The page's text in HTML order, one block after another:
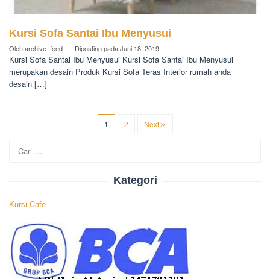
Kursi Sofa Santai Ibu Menyusui
Oleharchive_feed Diposting padaJuni 18, 2019
Kursi Sofa Santai Ibu Menyusui Kursi Sofa Santai Ibu Menyusui
merupakan desain Produk Kursi Sofa Teras Interior rumah anda
desain […]
1 2 Next
untuk:
Kategori
Kursi Cafe